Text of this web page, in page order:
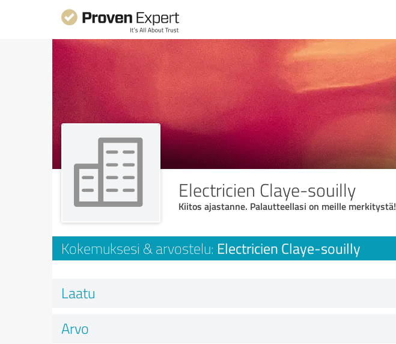
Electricien Claye-souilly
Kiitos ajastanne. Palautteellasi on meille merkitystä!
Kokemuksesi & arvostelu: Electricien Claye-souilly
Laatu
Arvo